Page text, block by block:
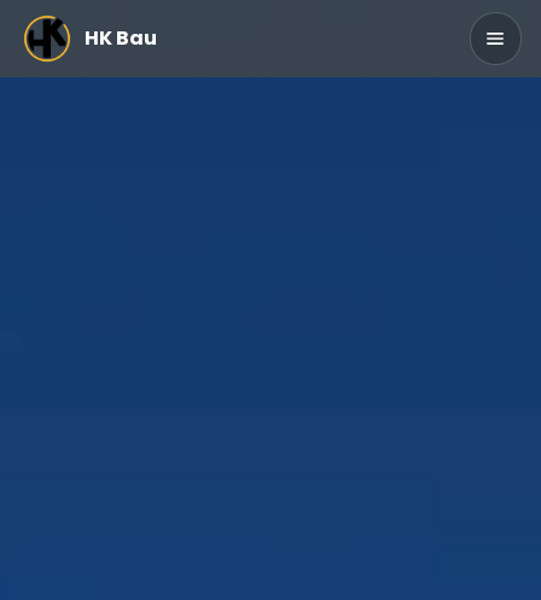
Zum Hauptinhalt springen
HK Bau